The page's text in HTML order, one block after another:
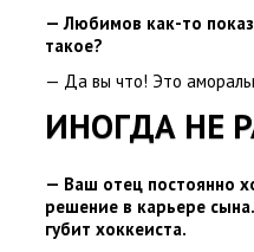
— Любимов как-то
такое?
— Да вы что! Это
ИНОГДА НЕ
— Ваш отец постоянно
решение в карьере
губит хоккеиста.